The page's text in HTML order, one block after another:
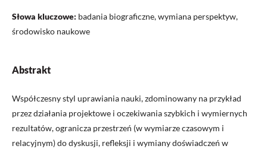
Słowa kluczowe: badania biograficzne, wymiana perspektyw,
środowisko naukowe
Abstrakt
Współczesny styl uprawiania nauki, zdominowany na przykład
przez działania projektowe i oczekiwania szybkich i wymiernych
rezultatów, ogranicza przestrzeń (w wymiarze czasowym i
relacyjnym) do dyskusji, refleksji i wymiany doświadczeń w